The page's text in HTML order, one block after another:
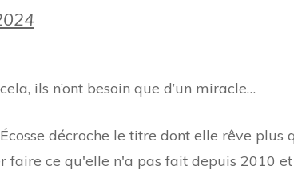
ils n’ont besoin que d’un miracle…
décroche le titre dont elle rêve
faire ce qu'elle n'a pas fait depuis 2010